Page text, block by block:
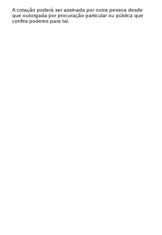
A cotação poderá ser assinada por outra pessoa desde
que outorgada por procuração particular ou pública que
confira poderes para tal.